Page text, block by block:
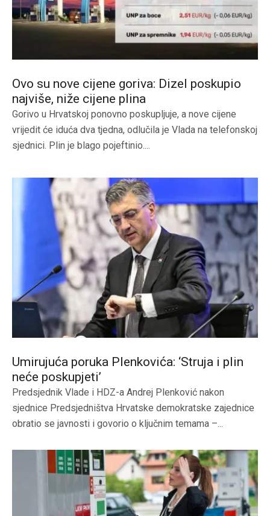
Ovo su nove cijene goriva: Dizel poskupio
najviše, niže cijene plina
Gorivo u Hrvatskoj ponovno poskupljuje, a nove cijene
vrijedit će iduća dva tjedna, odlučila je Vlada na telefonskoj
sjednici. Plin je blago pojeftinio....
Umirujuća poruka Plenkovića: ‘Struja i plin
neće poskupjeti’
Predsjednik Vlade i HDZ-a Andrej Plenković nakon
sjednice Predsjedništva Hrvatske demokratske zajednice
obratio se javnosti i govorio o ključnim temama –...